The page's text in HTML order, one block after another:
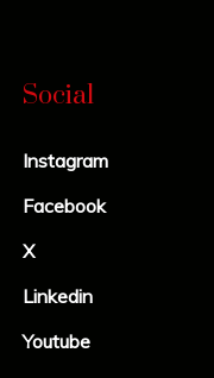
Social
Instagram
Facebook
X
Linkedin
Youtube